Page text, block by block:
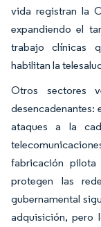
vida registran la
expandiendo el
trabajo clínicas
habilitan la
Otros sectores
desencadenantes:
ataques a la
fabricación
protegen las
gubernamental
adquisición, pero